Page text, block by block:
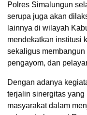
Polres Simalungun
serupa juga akan
lainnya di wilayah
mendekatkan institusi
sekaligus
pengayom, dan
Dengan adanya
terjalin sinergitas
masyarakat dalam